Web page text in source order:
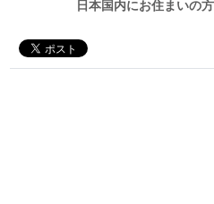
日本国内にお住まいの